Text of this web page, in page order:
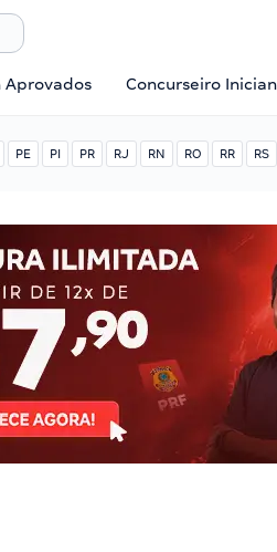
Aprovados Concurseiro
PE PI PR RJ RN RO RR RS